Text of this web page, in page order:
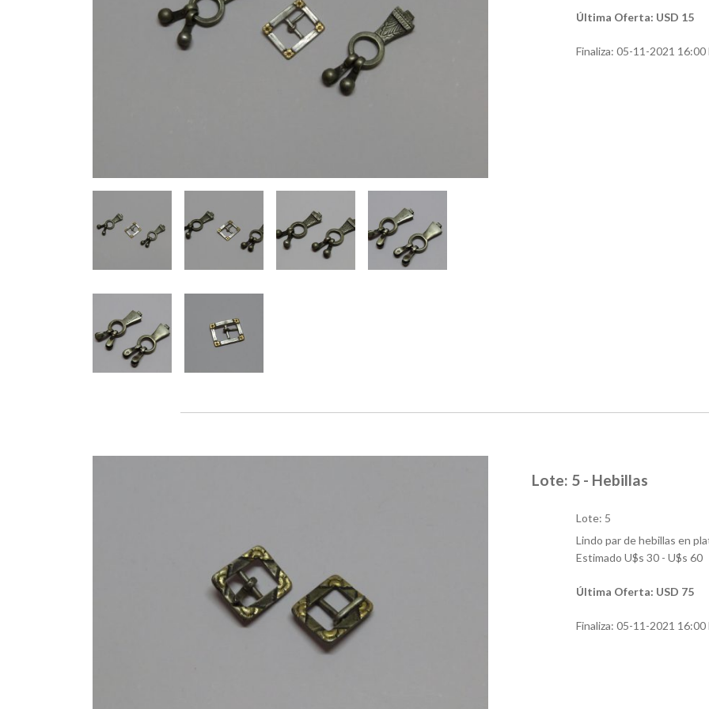
Última Oferta: USD 15
Finaliza: 05-11-2021 16:00
Lote: 5 - Hebillas
Lote: 5
Lindo par de hebillas en
Estimado U$s 30 - U$s 60
Última Oferta: USD 75
Finaliza: 05-11-2021 16:00